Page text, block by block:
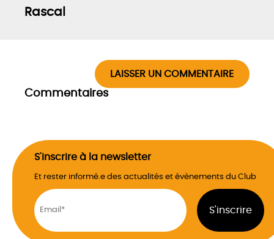
Rascal
LAISSER UN COMMENTAIRE
Commentaires
S'inscrire à la newsletter
Et rester informé.e des actualités et évènements du Club